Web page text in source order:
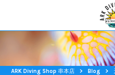
ARK Diving Shop 串本店 > Blog >